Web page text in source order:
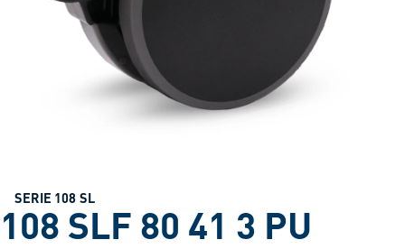
SERIE 108 SL
108 SLF 80 41 3 PU